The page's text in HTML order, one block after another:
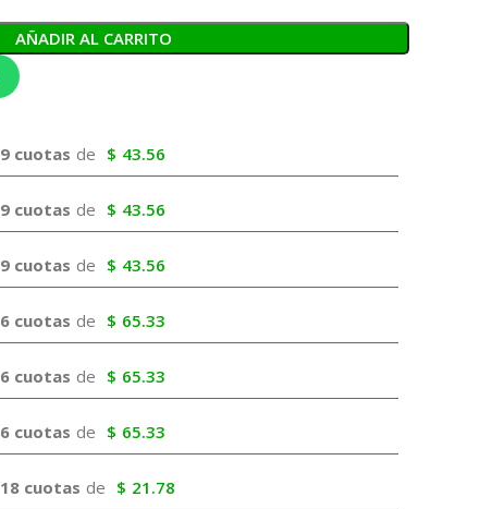
AÑADIR AL CARRITO
9 cuotas de $ 43.56
9 cuotas de $ 43.56
9 cuotas de $ 43.56
6 cuotas de $ 65.33
6 cuotas de $ 65.33
6 cuotas de $ 65.33
18 cuotas de $ 21.78